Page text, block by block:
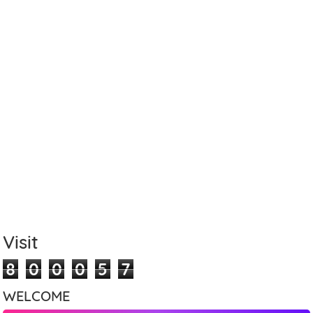
Visit
8 0 0 0 5 7
WELCOME
Mobile Phone Number